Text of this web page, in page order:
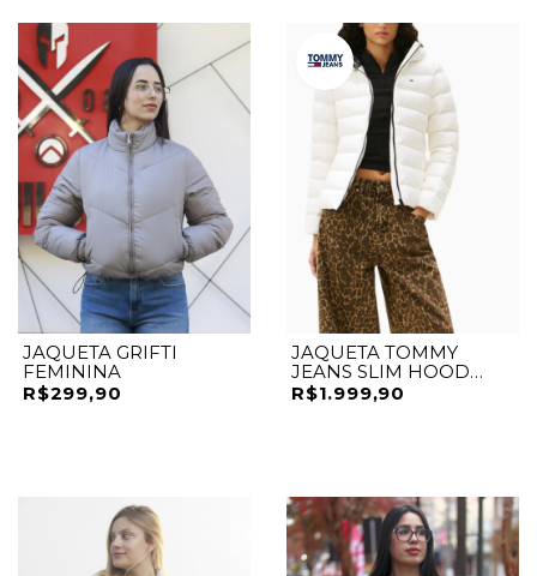
JAQUETA GRIFTI
FEMININA
R$299,90
JAQUETA TOMMY
JEANS SLIM HOOD
PRNT DOWN JCKT
BRANCO
R$1.999,90